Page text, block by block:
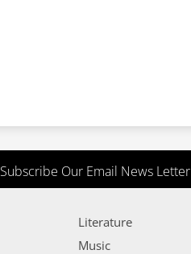
Subscribe Our Email News Letter
Literature
Music